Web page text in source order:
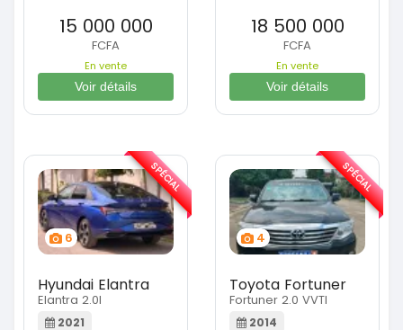
15 000 000
FCFA
En vente
Voir détails
18 500 000
FCFA
En vente
Voir détails
6
Hyundai Elantra
Elantra 2.0l
2021
SPÉCIAL
4
Toyota Fortuner
Fortuner 2.0 VVTI
2014
SPÉCIAL